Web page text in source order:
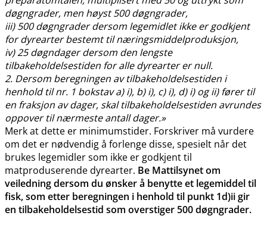
døgngrader, men høyst 500 døgngrader,
iii) 500 døgngrader dersom legemidlet ikke er godkjent
for dyrearter bestemt til næringsmiddelproduksjon,
iv) 25 døgndager dersom den lengste
tilbakeholdelsestiden for alle dyrearter er null.
2. Dersom beregningen av tilbakeholdelsestiden i
henhold til nr. 1 bokstav a) i), b) i), c) i), d) i) og ii) fører til
en fraksjon av dager, skal tilbakeholdelsestiden avrundes
oppover til nærmeste antall dager.»
Merk at dette er minimumstider. Forskriver må vurdere
om det er nødvendig å forlenge disse, spesielt når det
brukes legemidler som ikke er godkjent til
matproduserende dyrearter. Be Mattilsynet om
veiledning dersom du ønsker å benytte et legemiddel til
fisk, som etter beregningen i henhold til punkt 1d)ii gir
en tilbakeholdelsestid som overstiger 500 døgngrader.